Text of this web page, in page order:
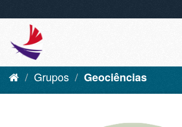
Grupos Geociências